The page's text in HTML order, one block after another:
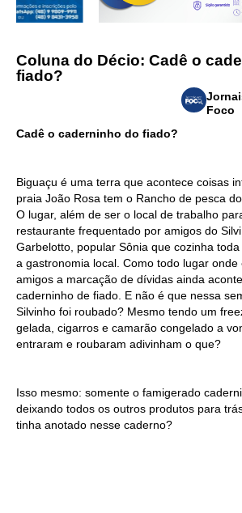
Coluna do Décio: Cadê o
fiado?
Foco
Cadê o caderninho do fiado?
Biguaçu é uma terra que acontece coisas
praia João Rosa tem o Rancho de pesca
O lugar, além de ser o local de trabalho
restaurante frequentado por amigos do
Garbelotto, popular Sônia que cozinha
a gastronomia local. Como todo lugar onde
amigos a marcação de dívidas ainda
caderninho de fiado. E não é que nessa
Silvinho foi roubado? Mesmo tendo um
gelada, cigarros e camarão congelado a
entraram e roubaram adivinham o que?
Isso mesmo: somente o famigerado
deixando todos os outros produtos para
tinha anotado nesse caderno?